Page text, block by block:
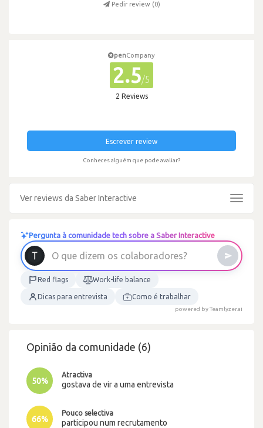
Pedir review (0)
penCompany
2.5/5
2 Reviews
Escrever review
Conheces alguém que pode avaliar?
Ver reviews da Saber Interactive
Toggle
Pergunta à comunidade tech sobre a Saber Interactive
O que d izem os colaborad ores?
Red flags Work-life balance
Dicas para entrevista Como é trabalhar
powered by Teamlyzer.ai
Opinião da comunidade (6)
50%
Atractiva
gostava de vir a uma entrevista
66%
Pouco selectiva
participou num recrutamento